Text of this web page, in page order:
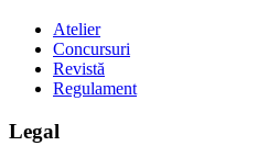
Atelier
Concursuri
Revistă
Regulament
Legal